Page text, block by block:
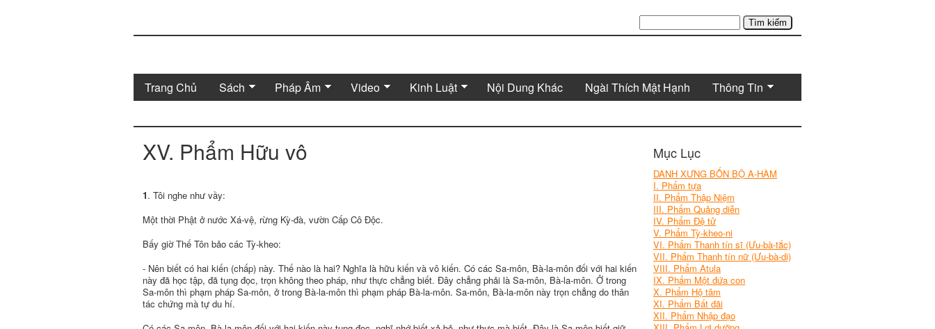
Tìm kiếm
Trang Chủ Sách Pháp Âm Video Kinh Luật Nội Dung Khác Ngài Thích Mật Hạnh Thông Tin
Mục Lục
DANH XƯNG BỐN BỘ A-HÀM
I. Phẩm tựa
II. Phẩm Thập Niệm
III. Phẩm Quảng diễn
IV. Phẩm Ðệ tử
V. Phẩm Tỳ-kheo-ni
VI. Phẩm Thanh tín sĩ (Ưu-bà-tắc)
VII. Phẩm Thanh tín nữ (Ưu-bà-di)
VIII. Phẩm Atula
IX. Phẩm Một đứa con
X. Phẩm Hộ tâm
XI. Phẩm Bất đãi
XII. Phẩm Nhập đạo
XV. Phẩm Hữu vô
1. Tôi nghe như vầy:
Một thời Phật ở nước Xá-vệ, rừng Kỳ-đà, vườn Cấp Cô Ðộc.
Bấy giờ Thế Tôn bảo các Tỳ-kheo:
- Nên biết có hai kiến (chấp) này. Thế nào là hai? Nghĩa là hữu kiến và vô kiến. Có các Sa-môn, Bà-la-môn đối với hai kiến
này đã học tập, đã tụng đọc, trọn không theo pháp, như thực chẳng biết. Ðây chẳng phải là Sa-môn, Bà-la-môn. Ở trong
Sa-môn thì phạm pháp Sa-môn, ở trong Bà-la-môn thì phạm pháp Bà-la-môn. Sa-môn, Bà-la-môn này trọn chẳng do thân
tác chứng mà tự du hí.